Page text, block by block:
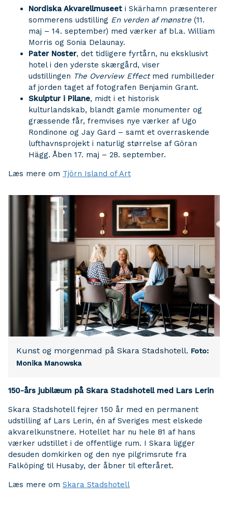
Nordiska Akvarellmuseet i Skärhamn præsenterer
sommerens udstilling En verden af mønstre (11.
maj – 14. september) med værker af bl.a. William
Morris og Sonia Delaunay.
Pater Noster, det tidligere fyrtårn, nu eksklusivt
hotel i den yderste skærgård, viser
udstillingen The Overview Effectmed rumbilleder
af jorden taget af fotografen Benjamin Grant.
Skulptur i Pilane, midt i et historisk
kulturlandskab, blandt gamle monumenter og
græssende får, fremvises nye værker af Ugo
Rondinone og Jay Gard – samt et overraskende
lufthavnsprojekt i naturlig størrelse af Göran
Hägg. Åben 17. maj – 28. september.
Læs mere om Tjörn Island of Art
Kunst og morgenmad på Skara Stadshotell. Foto:
Monika Manowska
150-års jubilæum på Skara Stadshotell med Lars Lerin
Skara Stadshotell fejrer 150 år med en permanent
udstilling af Lars Lerin, én af Sveriges mest elskede
akvarelkunstnere. Hotellet har nu hele 81 af hans
værker udstillet i de offentlige rum. I Skara ligger
desuden domkirken og den nye pilgrimsrute fra
Falköping til Husaby, der åbner til efteråret.
Læs mere om Skara Stadshotell